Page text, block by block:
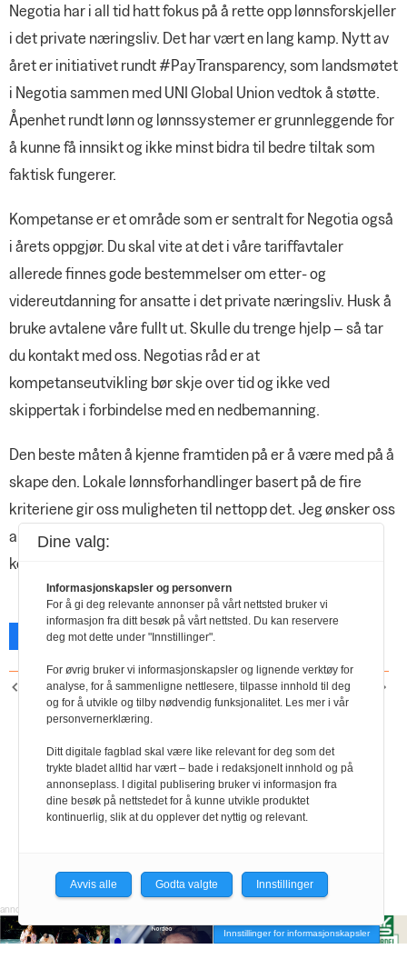
Negotia har i all tid hatt fokus på å rette opp lønnsforskjeller
i det private næringsliv. Det har vært en lang kamp. Nytt av
året er initiativet rundt #PayTransparency, som landsmøtet
i Negotia sammen med UNI Global Union vedtok å støtte.
Åpenhet rundt lønn og lønnssystemer er grunnleggende for
å kunne få innsikt og ikke minst bidra til bedre tiltak som
faktisk fungerer.
Kompetanse er et område som er sentralt for Negotia også
i årets oppgjør. Du skal vite at det i våre tariffavtaler
allerede finnes gode bestemmelser om etter- og
videreutdanning for ansatte i det private næringsliv. Husk å
bruke avtalene våre fullt ut. Skulle du trenge hjelp – så tar
du kontakt med oss. Negotias råd er at
kompetanseutvikling bør skje over tid og ikke ved
skippertak i forbindelse med en nedbemanning.
Den beste måten å kjenne framtiden på er å være med på å
skape den. Lokale lønnsforhandlinger basert på de fire
kriteriene gir oss muligheten til nettopp det. Jeg ønsker oss
alle lykke til under årets forhandlinger. Ikke nøl med å ta
kontakt. Vi er her for deg – sammen om bedre løsninger.
Facebook X Skriv ut
FORRIGE ARTIKKEL
Relevante verdier
NESTE ARTIKKEL
Ny global rammeavtale
Innstillinger for informasjonskapsler
Dine valg:
Informasjonskapsler og personvern
For å gi deg relevante annonser på vårt nettsted bruker vi
informasjon fra ditt besøk på vårt nettsted. Du kan reservere
deg mot dette under "Innstillinger".
For øvrig bruker vi informasjonskapsler og lignende verktøy for
analyse, for å sammenligne nettlesere, tilpasse innhold til deg
og for å utvikle og tilby nødvendig funksjonalitet. Les mer i vår
personvernerklæring.
Ditt digitale fagblad skal være like relevant for deg som det
trykte bladet alltid har vært – bade i redaksjonelt innhold og på
annonseplass. I digital publisering bruker vi informasjon fra
dine besøk på nettstedet for å kunne utvikle produktet
kontinuerlig, slik at du opplever det nyttig og relevant.
Avvis alle Godta valgte Innstillinger